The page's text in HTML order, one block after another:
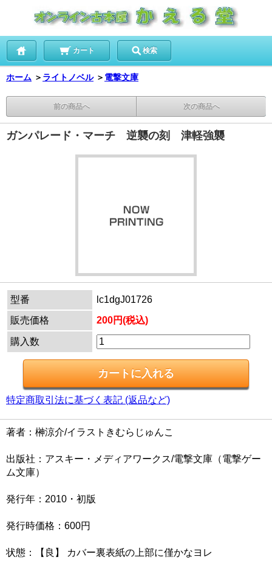
カート 検索
ホーム ＞ ライトノベル ＞ 電撃文庫
前の商品へ 次の商品へ
ガンパレード・マーチ 逆襲の刻 津軽強襲
型番
lc1dgJ01726
販売価格
200円(税込)
購入数
特定商取引法に基づく表記 (返品など)
著者：榊涼介/イラストきむらじゅんこ
出版社：アスキー・メディアワークス/電撃文庫（電撃ゲー
ム文庫）
発行年：2010・初版
発行時価格：600円
状態：【良】 カバー裏表紙の上部に僅かなヨレ